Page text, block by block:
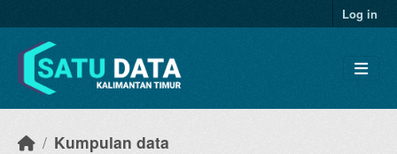
Log in
Kumpulan data